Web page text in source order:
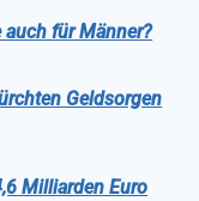
für Männer?
Geldsorgen
Milliarden Euro